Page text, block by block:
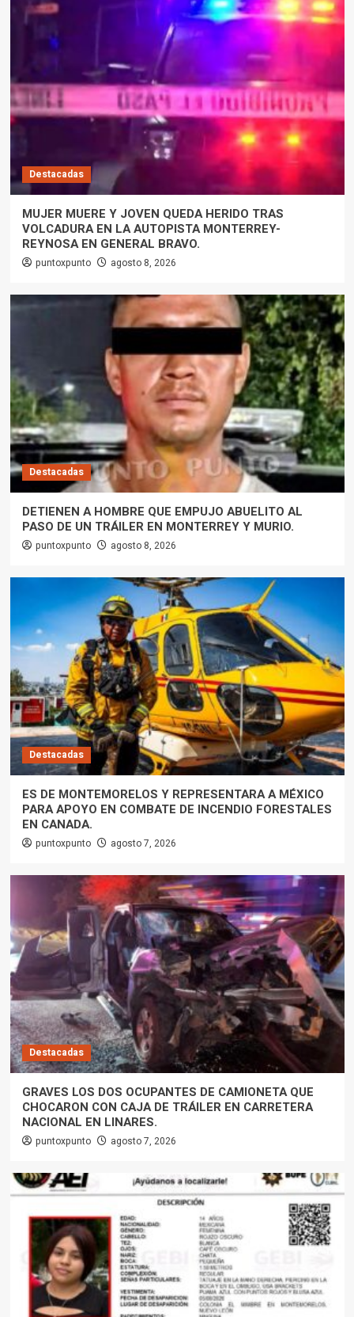
Destacadas
MUJER MUERE Y JOVEN QUEDA HERIDO TRAS
VOLCADURA EN LA AUTOPISTA MONTERREY-
REYNOSA EN GENERAL BRAVO.
puntoxpunto agosto 8, 2026
Destacadas
DETIENEN A HOMBRE QUE EMPUJO ABUELITO AL
PASO DE UN TRÁILER EN MONTERREY Y MURIO.
puntoxpunto agosto 8, 2026
Destacadas
ES DE MONTEMORELOS Y REPRESENTARA A MÉXICO
PARA APOYO EN COMBATE DE INCENDIO FORESTALES
EN CANADA.
puntoxpunto agosto 7, 2026
Destacadas
GRAVES LOS DOS OCUPANTES DE CAMIONETA QUE
CHOCARON CON CAJA DE TRÁILER EN CARRETERA
NACIONAL EN LINARES.
puntoxpunto agosto 7, 2026